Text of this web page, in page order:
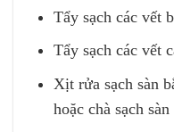
Tẩy sạch các vết
Tẩy sạch các vết
Xịt rửa sạch sàn
hoặc chà sạch